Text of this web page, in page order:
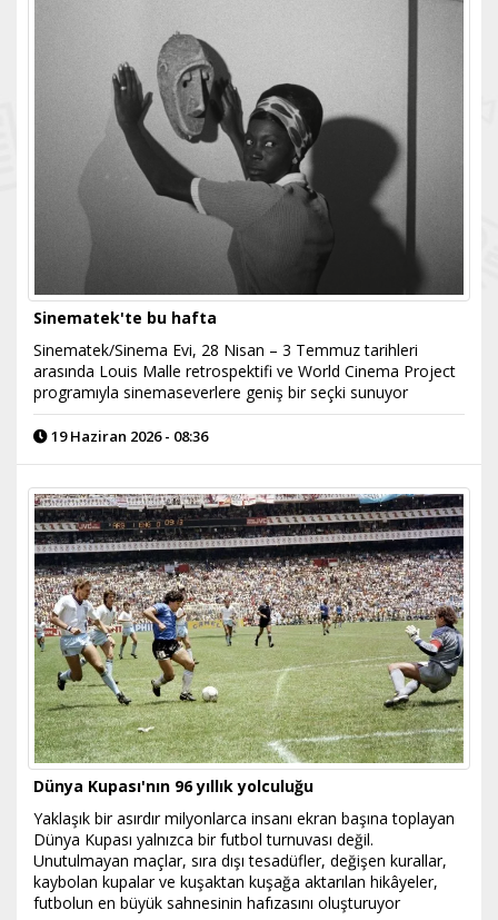
Sinematek'te bu hafta
Sinematek/Sinema Evi, 28 Nisan – 3 Temmuz tarihleri
arasında Louis Malle retrospektifi ve World Cinema Project
programıyla sinemaseverlere geniş bir seçki sunuyor
19 Haziran 2026 - 08:36
Dünya Kupası'nın 96 yıllık yolculuğu
Yaklaşık bir asırdır milyonlarca insanı ekran başına toplayan
Dünya Kupası yalnızca bir futbol turnuvası değil.
Unutulmayan maçlar, sıra dışı tesadüfler, değişen kurallar,
kaybolan kupalar ve kuşaktan kuşağa aktarılan hikâyeler,
futbolun en büyük sahnesinin hafızasını oluşturuyor